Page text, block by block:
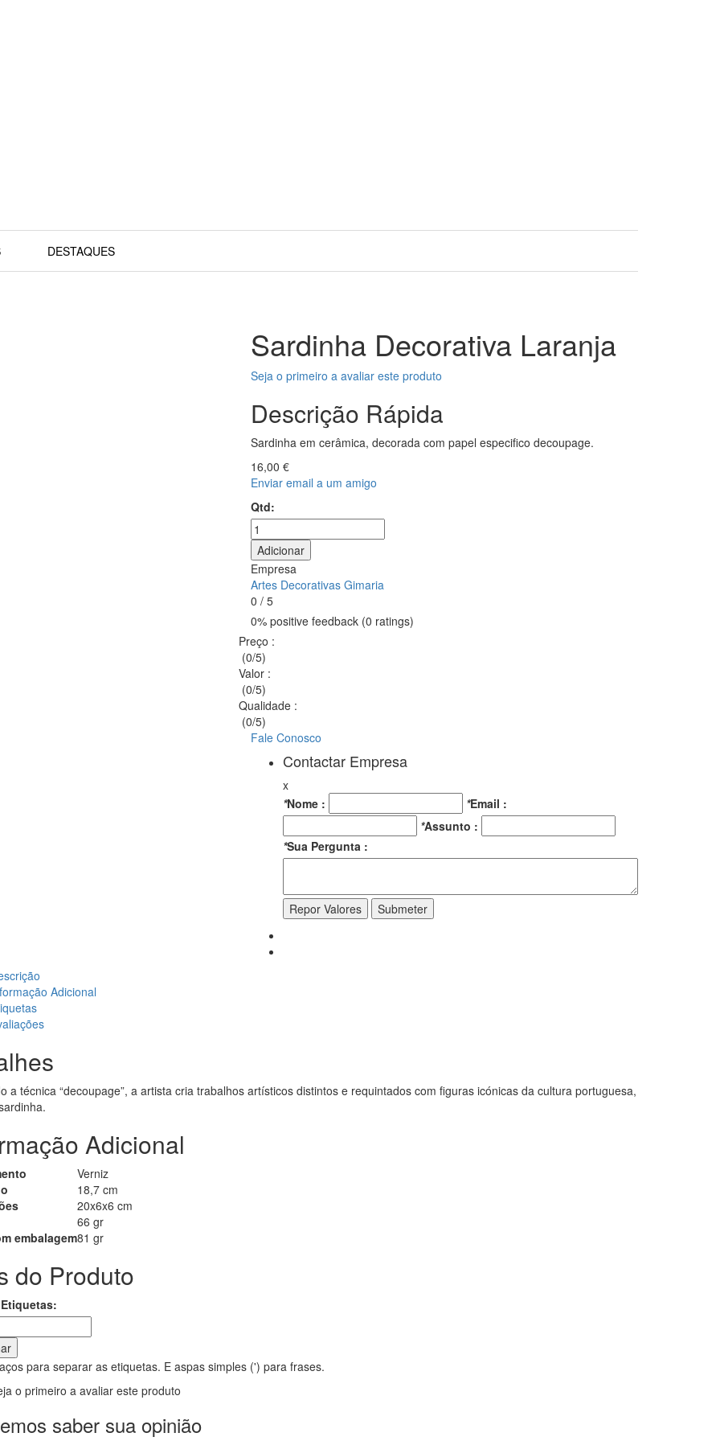
DESTAQUES
Sardinha Decorativa Laranja
Seja o primeiro a avaliar este produto
Descrição Rápida
Sardinha em cerâmica, decorada com papel especifico decoupage.
16,00 €
Enviar email a um amigo
Qtd:
Adicionar
Empresa
Artes Decorativas Gimaria
0 / 5
0% positive feedback (0 ratings)
Preço :
(0/5)
Valor :
(0/5)
Qualidade :
(0/5)
Fale Conosco
Contactar Empresa
x
*Nome : *Email :
*Assunto :
*Sua Pergunta :
Adicional
a técnica “decoupage”, a artista cria trabalhos artísticos distintos e requintados com figuras icónicas da cultura portuguesa,
Adicional
Verniz
18,7 cm
20x6x6 cm
66 gr
embalagem81 gr
do Produto
para separar as etiquetas. E aspas simples (') para frases.
o primeiro a avaliar este produto
saber sua opinião